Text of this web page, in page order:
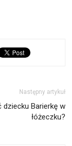
Następny artykuł
dziecku Barierkę w
łóżeczku?